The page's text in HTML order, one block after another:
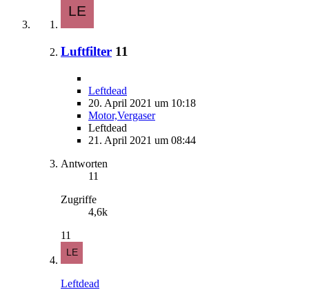
Luftfilter 11
Leftdead
20. April 2021 um 10:18
Motor,Vergaser
Leftdead
21. April 2021 um 08:44
Antworten
11
Zugriffe
4,6k
11
Leftdead